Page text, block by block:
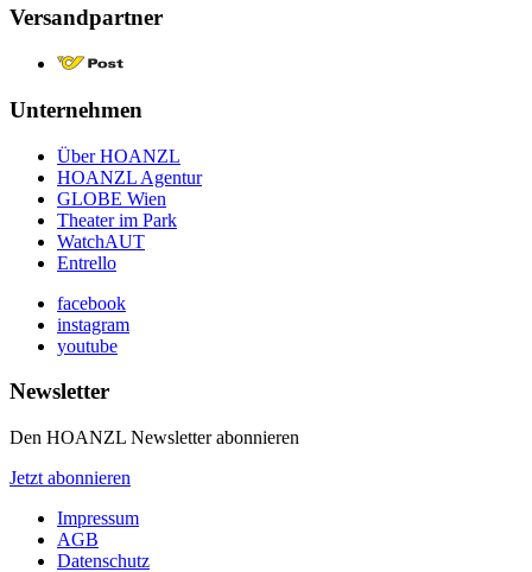
Versandpartner
Unternehmen
Über HOANZL
HOANZL Agentur
GLOBE Wien
Theater im Park
WatchAUT
Entrello
facebook
instagram
youtube
Newsletter
Den HOANZL Newsletter abonnieren
Jetzt abonnieren
Impressum
AGB
Datenschutz